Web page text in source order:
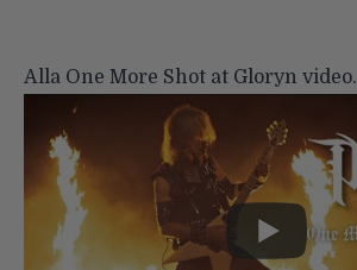
Alla One More Shot at Gloryn video.